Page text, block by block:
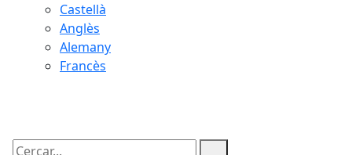
Castellà
Anglès
Alemany
Francès